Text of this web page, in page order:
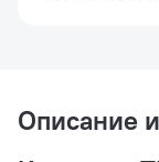
Описание